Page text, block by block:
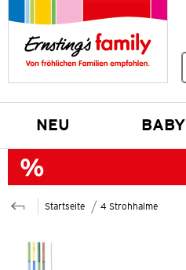
NEU BABY
Startseite 4 Strohhalme